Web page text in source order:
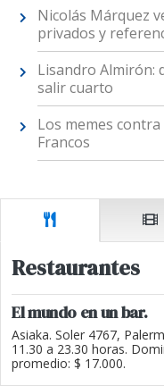
Nicolás Márquez
privados y
Lisandro Almirón:
salir cuarto
Los memes
Francos
Restaurantes
El mundo en un bar.
Asiaka. Soler 4767,
11.30 a 23.30 horas.
promedio: $ 17.000.